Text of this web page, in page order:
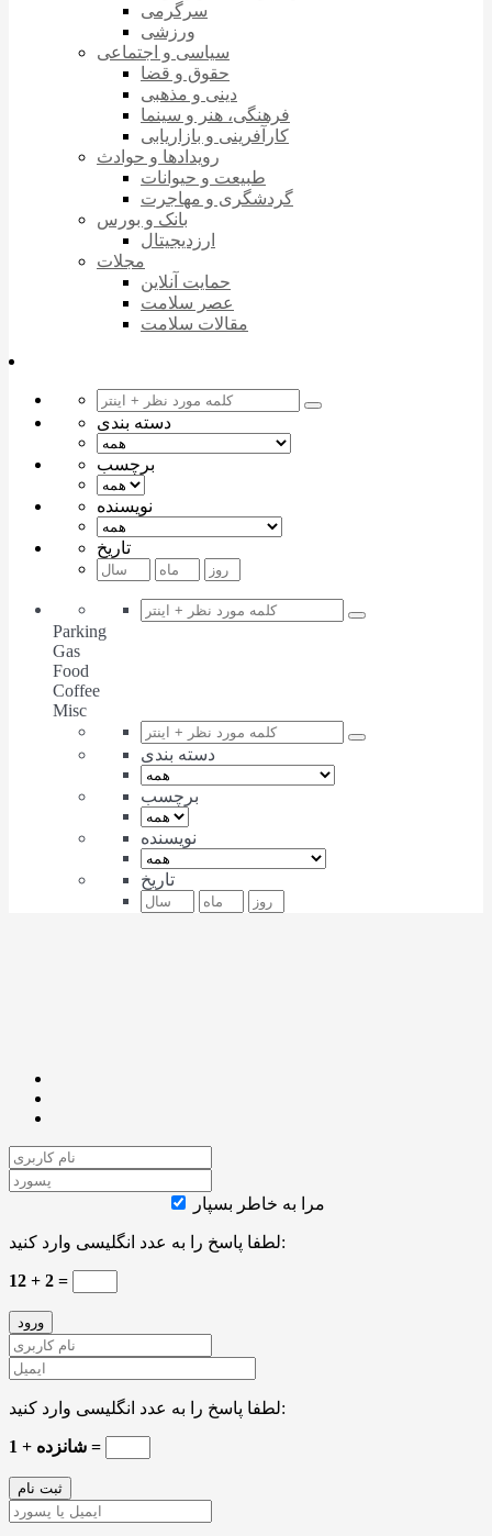
سرگرمی
ورزشی
سیاسی و اجتماعی
حقوق و قضا
دینی و مذهبی
فرهنگی، هنر و سینما
کارآفرینی و بازاریابی
رویدادها و حوادث
طبیعت و حیوانات
گردشگری و مهاجرت
بانک و بورس
ارزدیجیتال
مجلات
حمایت آنلاین
عصر سلامت
مقالات سلامت
دسته بندی
برچسب
نویسنده
تاریخ
Parking
Gas
Food
Coffee
Misc
دسته بندی
برچسب
نویسنده
تاریخ
مرا به خاطر بسپار
لطفا پاسخ را به عدد انگلیسی وارد کنید:
12 + 2 =
لطفا پاسخ را به عدد انگلیسی وارد کنید:
شانزده + 1 =